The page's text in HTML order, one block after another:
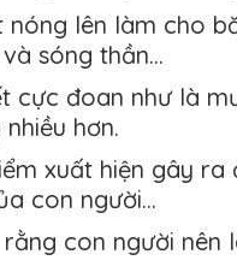
nóng lên làm cho
sóng thần...
cực đoan như là
hơn.
xuất hiện gây
con người…
con người nên